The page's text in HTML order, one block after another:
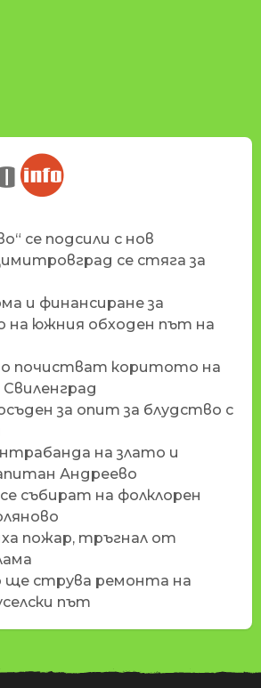
НА
се подсили с нов
се стяга за
и финансиране за
на южния обходен път на
почистват коритото на
за опит за блудство с
на злато и
Андреево
събират на фолклорен
пожар, тръгнал от
ще струва ремонта на
път